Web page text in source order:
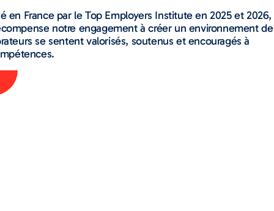
en France par le Top Employers Institute en 2025 et 2026,
notre engagement à créer un environnement de
se sentent valorisés, soutenus et encouragés à